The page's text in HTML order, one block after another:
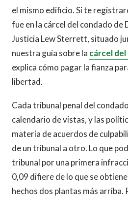
el mismo edificio. Si te
fue en la cárcel del condado de
Justicia Lew Sterrett, situado
nuestra guía sobre la cárcel
explica cómo pagar la fianza
libertad.
Cada tribunal penal del
calendario de vistas, y las
materia de acuerdos de
de un tribunal a otro. Lo que
tribunal por una primera
0,09 difiere de lo que se
hechos dos plantas más arriba.